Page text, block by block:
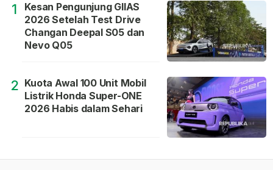
1
Kesan Pengunjung GIIAS
2026 Setelah Test Drive
Changan Deepal S05 dan
Nevo Q05
2 Kuota Awal 100 Unit Mobil
Listrik Honda Super-ONE
2026 Habis dalam Sehari